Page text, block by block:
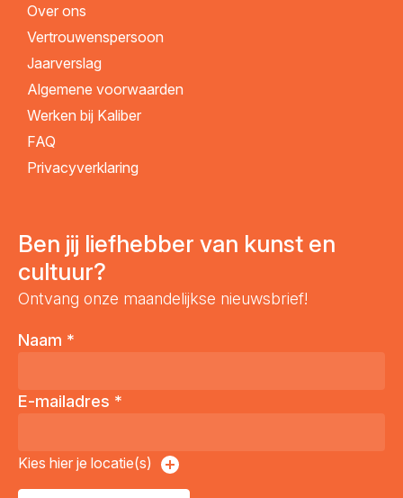
Over ons
Vertrouwenspersoon
Jaarverslag
Algemene voorwaarden
Werken bij Kaliber
FAQ
Privacyverklaring
Ben jij liefhebber van kunst en
cultuur?
Ontvang onze maandelijkse nieuwsbrief!
Naam *
E-mailadres *
Kies hier je locatie(s)